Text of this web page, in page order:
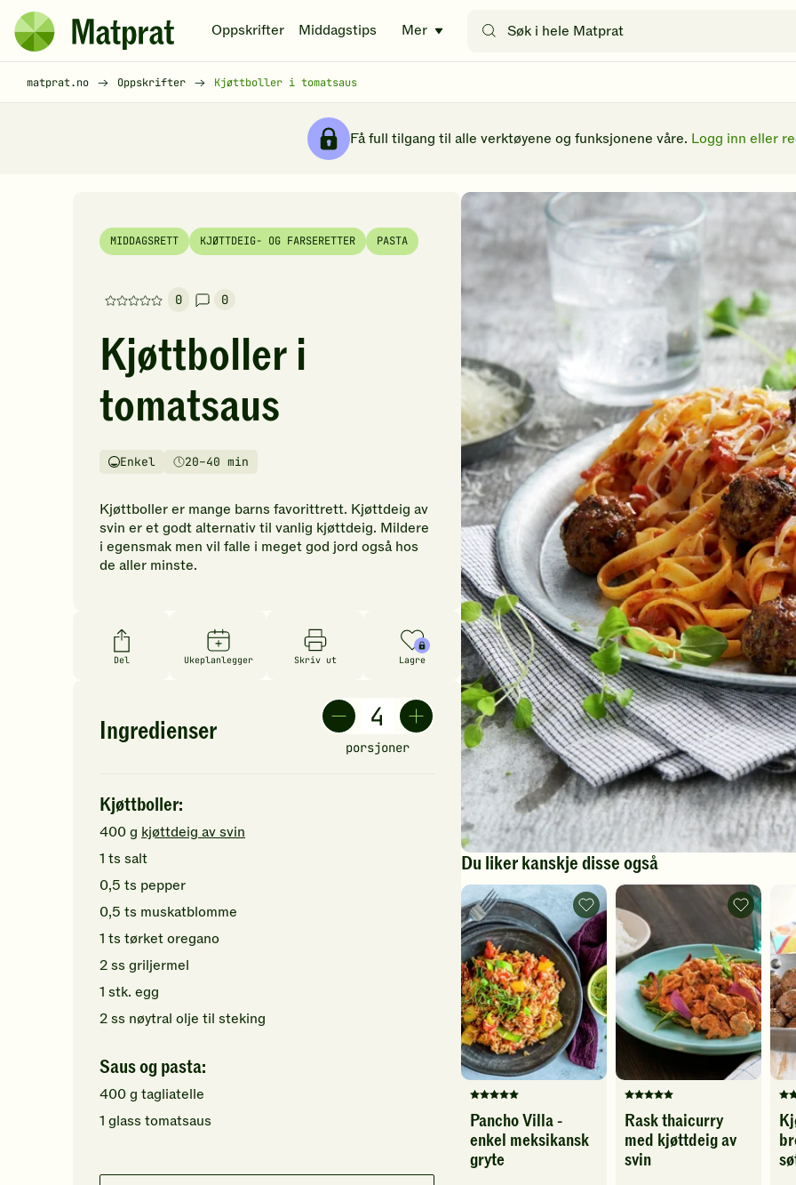
Hopp til hovedinnhold
Matprat
hjemmeside
Oppskrifter Middagstips Mer
etter
matprat.no Oppskrifter Kjøttboller i tomatsaus
Få full tilgang til alle verktøyene og funksjonene våre. Logg inn eller
MIDDAGSRETT KJØTTDEIG- OG FARSERETTER PASTA
0
Denne
har
foreløpig
ingen
vurderinger.
Bli
første
å
vurdere
denne
oppskriften.
0
Kjøttboller i
tomatsaus
Vanskelighetsgrad
Enkel
Tilberedningstid20–40 min
Kjøttboller er mange barns favorittrett. Kjøttdeig av
svin er et godt alternativ til vanlig kjøttdeig. Mildere
i egensmak men vil falle i meget god jord også hos
de aller minste.
Del Ukeplanlegger Skriv ut Lagre
Ingredienser
porsjoner
Kjøttboller:
400g kjøttdeig av svin
1 ts salt
0,5 ts pepper
0,5 ts muskatblomme
1 ts tørket oregano
2ss griljermel
1 stk. egg
2ss nøytral olje til steking
Saus og pasta:
400g tagliatelle
1 glass tomatsaus
Du liker kanskje disse også
Denne
oppskriften
har
fått
Pancho Villa -
enkel meksikansk
gryte
Pancho
Villa
-
enkel
meksikansk
gryte
-
legg
til
favoritter
Denne
oppskriften
har
fått
Rask thaicurry
med kjøttdeig av
svin
Rask
thaicurry
med
kjøttdeig
av
svin
-
legg
til
favoritter